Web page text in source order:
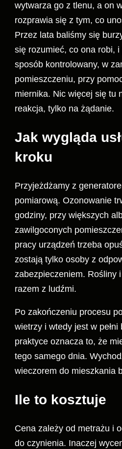
wytwarza go z tlenu, a on
rozprawia się z tym, co
Przez lata baliśmy się
się rozumieć, co ona robi,
sposób kontrolowany, w
pomieszczeniu, przy
miernika. Nic więcej się tu
reakcja, tylko na żądanie.
Jak wygląda
kroku
Przyjeżdżamy z
pomiarową. Ozonowanie
godziny, przy większych
zawilgoconych
pracy urządzeń trzeba
zostają tylko osoby z
zabezpieczeniem. Rośliny
razem z ludźmi.
Po zakończeniu procesu
wietrzy i wtedy jest w
praktyce oznacza to, że
tego samego dnia.
wieczorem do mieszkania
Ile to kosztuje
Cena zależy od metrażu i
do czynienia. Inaczej